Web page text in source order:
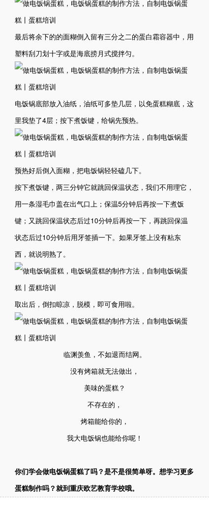
最后将余下的的面糊倒入留有三分之二的蛋白霜容器中，用
塑料刮刀划十字或是海底捞月式搅拌匀。
电饭锅底部放入油纸，油纸可多垫几层，以免蛋糕糊底，这
里我垫了4层；按下煮饭键，给锅先预热。
预热好后倒入面糊，把电饭锅轻轻磕几下。
按下煮饭键，两三分钟它就跳回保温状态，我们不用理它，
用一条湿毛巾盖在出气口上；保温5分钟后再按一下煮饭
键；又跳回保温状态后过10分钟后再按一下，再跳回保温
状态后过10分钟后用牙签插一下。如果牙签上没有粘东
西，就说明熟了。
取出后，倒扣晾凉，脱模，即可食用啦。
临渊羡鱼，不如退而结网。
没有烤箱就无法做出，
美味的蛋糕？
不存在的，
烤箱能给你的，
我大电饭锅也能给你呢！
你们学会做电饭锅蛋糕了吗？是不是很简单呀。想学习更多
蛋糕制作吗？就到重庆欧艺教育学校哦。